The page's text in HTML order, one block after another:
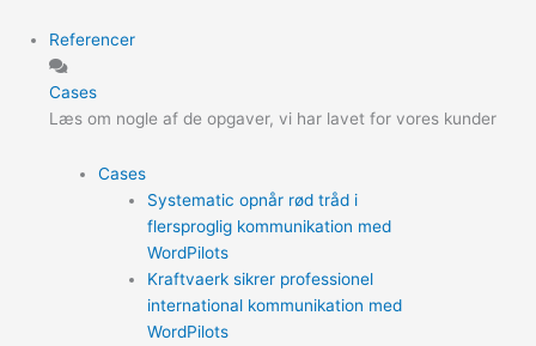
Referencer
Cases
Læs om nogle af de opgaver, vi har lavet for vores kunder
Cases
Systematic opnår rød tråd i
flersproglig kommunikation med
WordPilots
Kraftvaerk sikrer professionel
international kommunikation med
WordPilots